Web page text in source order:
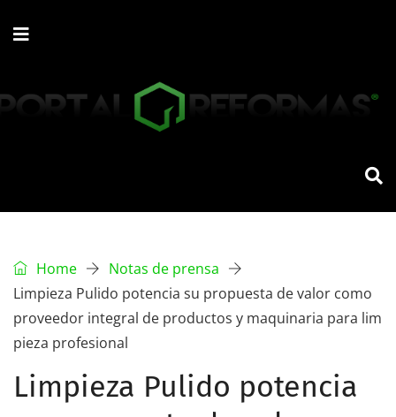
Home
Notas de prensa
Limpieza Pulido potencia su propuesta de valor como
proveedor integral de productos y maquinaria para lim
pieza profesional
Limpieza Pulido potencia